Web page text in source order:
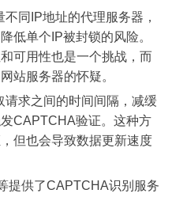
同IP地址的代理服务器，
低单个IP被封锁的风险。
可用性也是一个挑战，而
站服务器的怀疑。
请求之间的时间间隔，减缓
CAPTCHA验证。这种方
但也会导致数据更新速度
提供了CAPTCHA识别服务